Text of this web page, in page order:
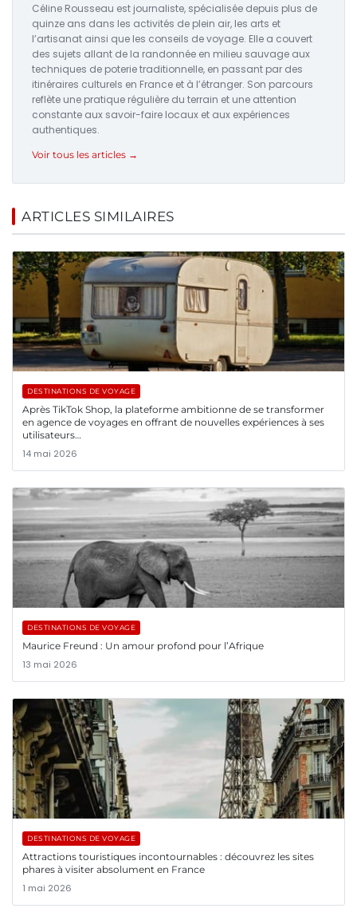
Céline Rousseau est journaliste, spécialisée depuis plus de
quinze ans dans les activités de plein air, les arts et
l’artisanat ainsi que les conseils de voyage. Elle a couvert
des sujets allant de la randonnée en milieu sauvage aux
techniques de poterie traditionnelle, en passant par des
itinéraires culturels en France et à l’étranger. Son parcours
reflète une pratique régulière du terrain et une attention
constante aux savoir-faire locaux et aux expériences
authentiques.
Voir tous les articles →
ARTICLES SIMILAIRES
DESTINATIONS DE VOYAGE
Après TikTok Shop, la plateforme ambitionne de se transformer
en agence de voyages en offrant de nouvelles expériences à ses
utilisateurs…
14 mai 2026
DESTINATIONS DE VOYAGE
Maurice Freund : Un amour profond pour l’Afrique
13 mai 2026
DESTINATIONS DE VOYAGE
Attractions touristiques incontournables : découvrez les sites
phares à visiter absolument en France
1 mai 2026